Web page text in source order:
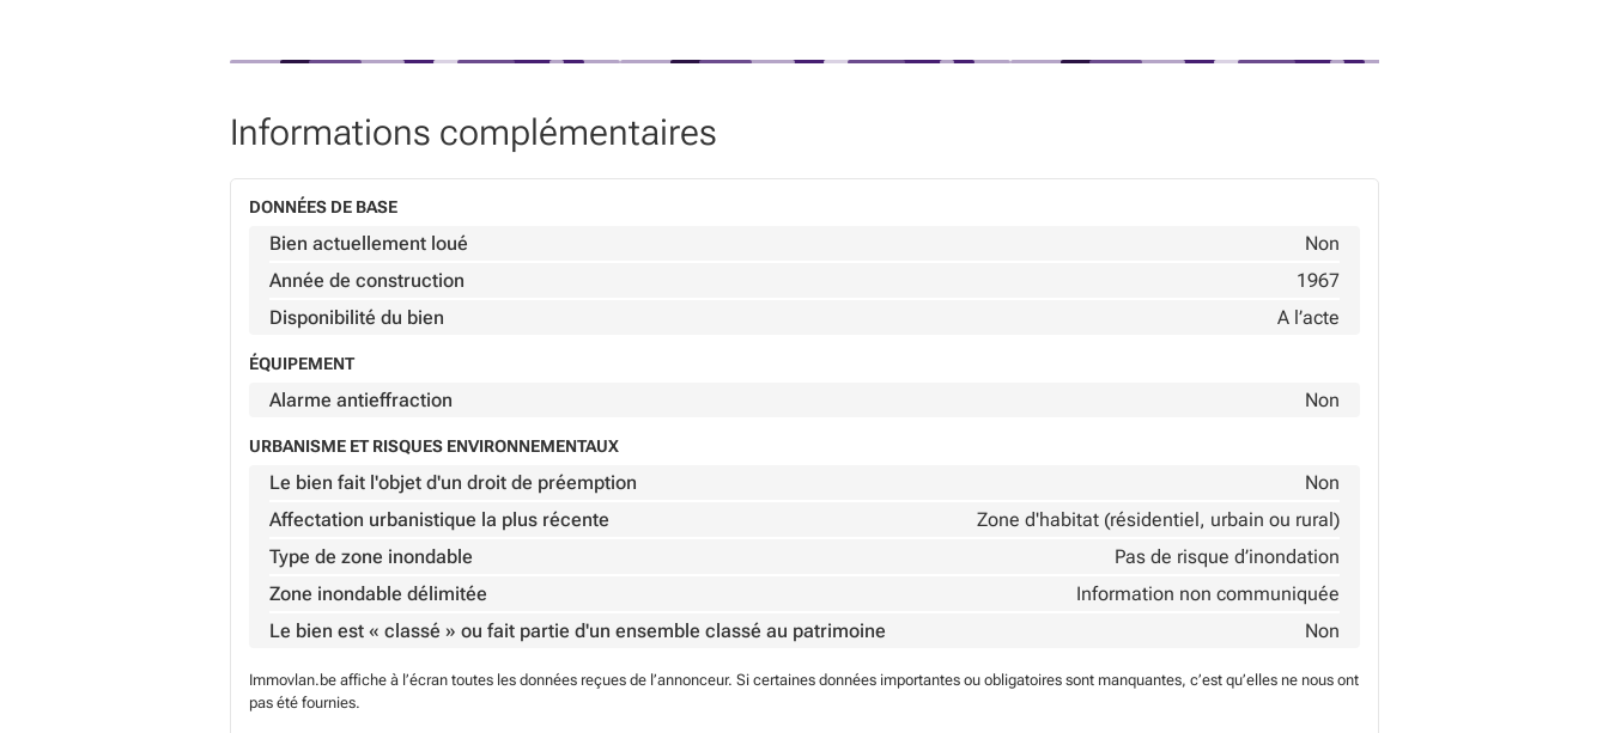
Informations complémentaires
DONNÉES DE BASE
Bien actuellement loué
Non
Année de construction
1967
Disponibilité du bien
A l’acte
ÉQUIPEMENT
Alarme antieffraction Non
URBANISME ET RISQUES ENVIRONNEMENTAUX
Le bien fait l'objet d'un droit de préemption
Non
Affectation urbanistique la plus récente
Zone d'habitat (résidentiel, urbain ou rural)
Type de zone inondable
Pas de risque d’inondation
Zone inondable délimitée
Information non communiquée
Le bien est « classé » ou fait partie d'un ensemble classé au patrimoine
Non
Immovlan.be affiche à l’écran toutes les données reçues de l’annonceur. Si certaines données importantes ou obligatoires sont manquantes, c’est qu’elles ne nous ont
pas été fournies.